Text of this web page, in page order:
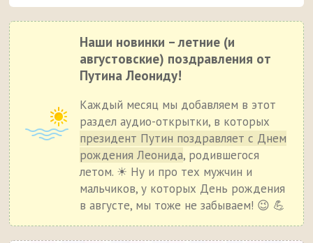
Наши новинки – летние (и
августовские) поздравления от
Путина Леониду!
Каждый месяц мы добавляем в этот
раздел аудио-открытки, в которых
президент Путин поздравляет с Днем
рождения Леонида, родившегося
летом. ☀ Ну и про тех мужчин и
мальчиков, у которых День рождения
в августе, мы тоже не забываем! 😉 💪